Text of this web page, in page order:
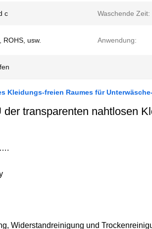
c Waschende Zeit:
ROHS, usw. Anwendung:
Kleidungs-freien Raumes für
transparenten nahtlosen
Widerstandreinigung und